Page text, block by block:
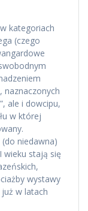
kategoriach
(czego
naznaczonych
ale i dowcipu,
w której
niedawna)
wieku stają się
wystawy
w latach